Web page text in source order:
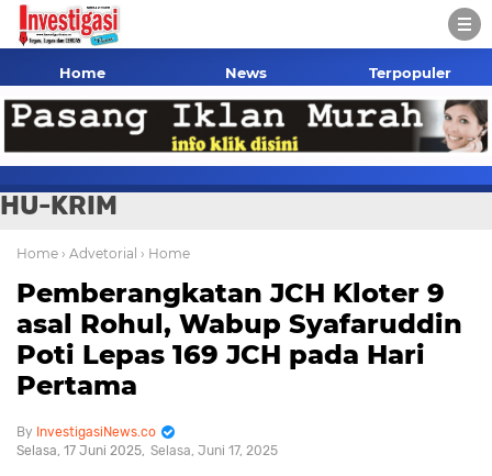
Home News Terpopuler
HU-KRIM
Home › Advetorial › Home
Pemberangkatan JCH Kloter 9
asal Rohul, Wabup Syafaruddin
Poti Lepas 169 JCH pada Hari
Pertama
InvestigasiNews.co
Selasa, 17 Juni 2025 Selasa, Juni 17, 2025